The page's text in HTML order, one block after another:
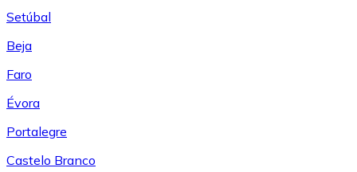
Setúbal
Beja
Faro
Évora
Portalegre
Castelo Branco